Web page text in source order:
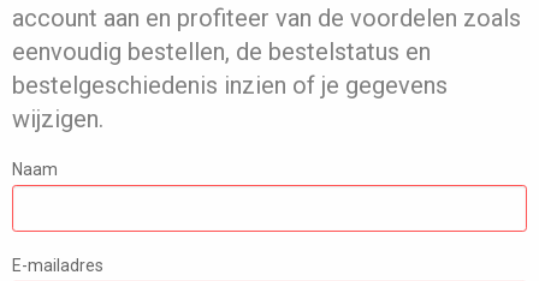
account aan en profiteer van de voordelen zoals
eenvoudig bestellen, de bestelstatus en
bestelgeschiedenis inzien of je gegevens
wijzigen.
Naam
E-mailadres